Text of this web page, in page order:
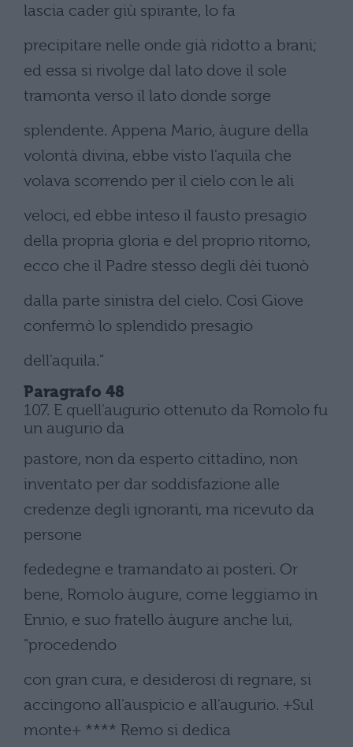
lascia cader giù spirante, lo fa
precipitare nelle onde già ridotto a brani;
ed essa si rivolge dal lato dove il sole
tramonta verso il lato donde sorge
splendente. Appena Mario, àugure della
volontà divina, ebbe visto l'aquila che
volava scorrendo per il cielo con le ali
veloci, ed ebbe inteso il fausto presagio
della propria gloria e del proprio ritorno,
ecco che il Padre stesso degli dèi tuonò
dalla parte sinistra del cielo. Così Giove
confermò lo splendido presagio
dell'aquila."
Paragrafo 48
107. E quell'augurio ottenuto da Romolo fu
un augurio da
pastore, non da esperto cittadino, non
inventato per dar soddisfazione alle
credenze degli ignoranti, ma ricevuto da
persone
fededegne e tramandato ai posteri. Or
bene, Romolo àugure, come leggiamo in
Ennio, e suo fratello àugure anche lui,
"procedendo
con gran cura, e desiderosi di regnare, si
accingono all'auspicio e all'augurio. +Sul
monte+ **** Remo si dedica